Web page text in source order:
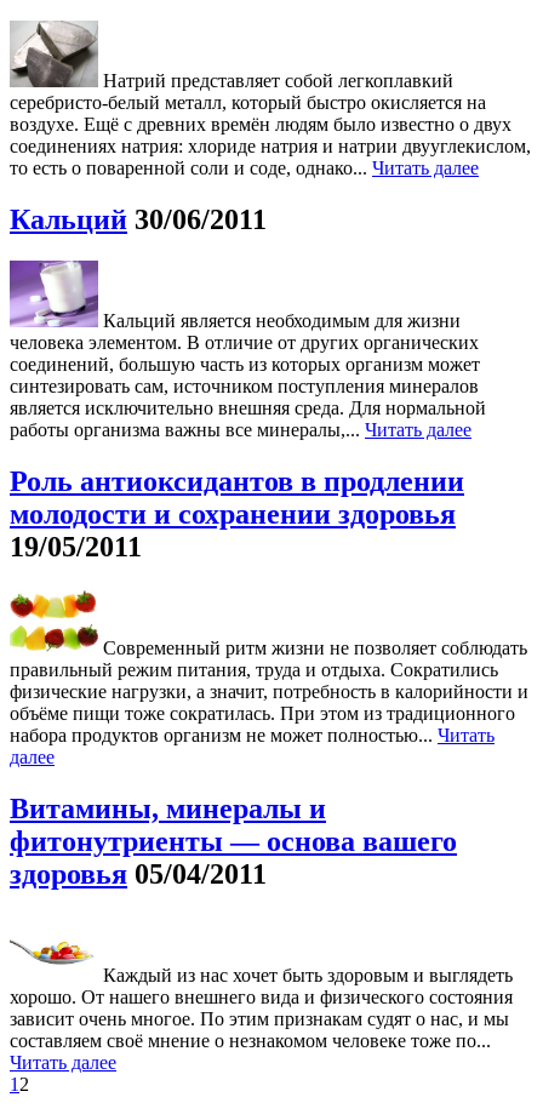
Натрий представляет собой легкоплавкий
серебристо-белый металл, который быстро окисляется на
воздухе. Ещё с древних времён людям было известно о двух
соединениях натрия: хлориде натрия и натрии двууглекислом,
то есть о поваренной соли и соде, однако... Читать далее
Кальций 30/06/2011
Кальций является необходимым для жизни
человека элементом. В отличие от других органических
соединений, большую часть из которых организм может
синтезировать сам, источником поступления минералов
является исключительно внешняя среда. Для нормальной
работы организма важны все минералы,... Читать далее
Роль антиоксидантов в продлении
молодости и сохранении здоровья
19/05/2011
Современный ритм жизни не позволяет соблюдать
правильный режим питания, труда и отдыха. Сократились
физические нагрузки, а значит, потребность в калорийности и
объёме пищи тоже сократилась. При этом из традиционного
набора продуктов организм не может полностью... Читать
далее
Витамины, минералы и
фитонутриенты — основа вашего
здоровья 05/04/2011
Каждый из нас хочет быть здоровым и выглядеть
хорошо. От нашего внешнего вида и физического состояния
зависит очень многое. По этим признакам судят о нас, и мы
составляем своё мнение о незнакомом человеке тоже по...
Читать далее
1 2